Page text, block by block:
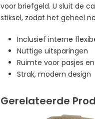
voor briefgeld. U sluit de
stiksel, zodat het geheel
Inclusief interne
Nuttige uitsparingen
Ruimte voor pasjes
Strak, modern design
Gerelateerde